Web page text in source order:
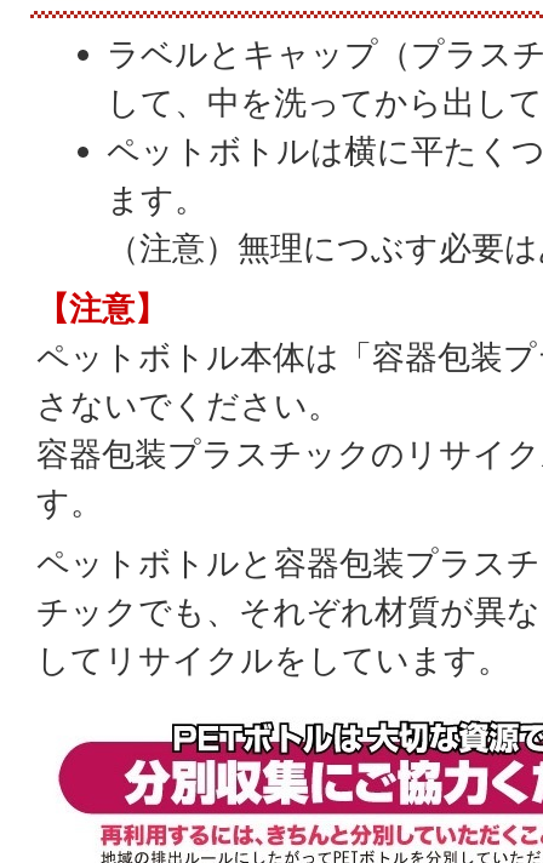
ラベルとキャップ（プラス
して、中を洗ってから出し
ペットボトルは横に平たく
ます。
（注意）無理につぶす必要
【注意】
ペットボトル本体は「容器包装
さないでください。
容器包装プラスチックのリサイ
す。
ペットボトルと容器包装プラス
チックでも、それぞれ材質が異
してリサイクルをしています。